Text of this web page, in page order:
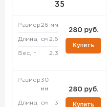
35
Размер26 мм
Длина, см 2.6
Вес, г 2.3
280 руб.
Купить
Размер30
мм
Длина, см 3
280 руб.
Купить